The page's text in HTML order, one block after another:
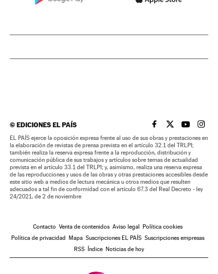
©EDICIONES EL PAÍS EL PAÍS BRASIL EN
EL PAÍSEL PAÍS
EL
EL PAÍS ejerce la oposición expresa frente al uso de sus obras y prestaciones en
la elaboración de revistas de prensa prevista en el artículo 32.1 del TRLPI;
también realiza la reserva expresa frente a la reproducción, distribución y
comunicación pública de sus trabajos y artículos sobre temas de actualidad
prevista en el artículo 33.1 del TRLPI; y, asimismo, realiza una reserva expresa
de las reproducciones y usos de las obras y otras prestaciones accesibles desde
este sitio web a medios de lectura mecánica u otros medios que resulten
adecuados a tal fin de conformidad con el artículo 67.3 del Real Decreto - ley
24/2021, de 2 de noviembre
Contacto Venta de contenidos Aviso legal
Política cookies
Política de privacidad
Mapa Suscripciones EL PAÍS Suscripciones empresas
RSS
Índice Noticias de hoy